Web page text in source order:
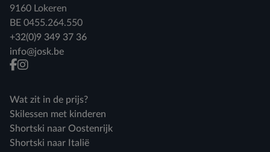
9160 Lokeren
BE 0455.264.550
+32(0)9 349 37 36
info@josk.be
facebook
instagram
Wat zit in de prijs?
Skilessen met kinderen
Shortski naar Oostenrijk
Shortski naar Italië